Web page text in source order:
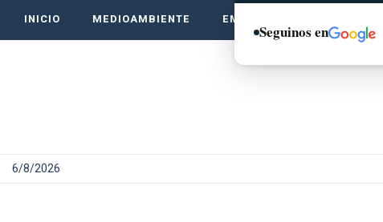
INICIO MEDIOAMBIENTE EMPRENDE VERDE
6/8/2026
Seguinos en